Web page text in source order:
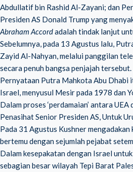
Abdullatif bin Rashid Al-Zayani; dan
Presiden AS Donald Trump yang
Abraham Accordadalah tindak lanjut
Sebelumnya, pada 13 Agustus lalu,
Zayid Al-Nahyan, melalui panggilan
secara penuh bangsa penjajah tersebut.
Pernyataan Putra Mahkota Abu Dhabi
Israel, menyusul Mesir pada 1978 dan
Dalam proses ‘perdamaian’ antara
Penasihat Senior Presiden AS, Untuk
Pada 31 Agustus Kushner
bertemu dengan sejumlah pejabat
Dalam kesepakatan dengan Israel
sebagian besar wilayah Tepi Barat